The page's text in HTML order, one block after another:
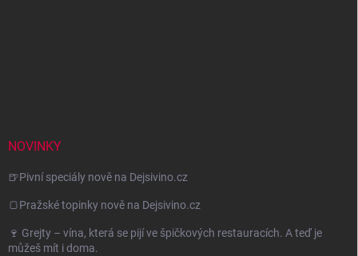
NOVINKY
🍺Pivní speciály nově na Dejsivino.cz
🍞Pražské topinky nově na Dejsivino.cz
🍷 Grejty – vína, která se pijí ve špičkových restauracích. A teď je
můžeš mít i doma.